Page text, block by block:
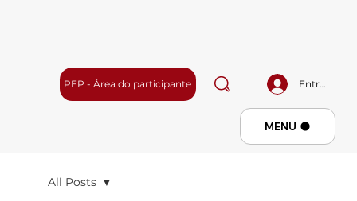
Entrar
PEP - Área do participante
Menu
MENU
All Posts